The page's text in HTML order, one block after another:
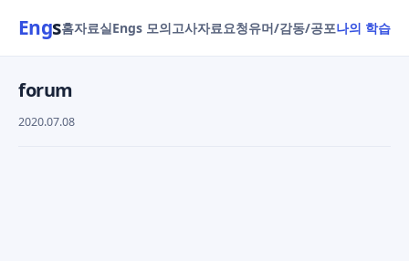
Engs홈자료실Engs 모의고사자료요청유머/감동/공포나의 학습
forum
2020.07.08